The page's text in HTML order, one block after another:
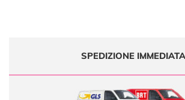
SPEDIZIONE